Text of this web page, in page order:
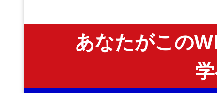
あなたがこの